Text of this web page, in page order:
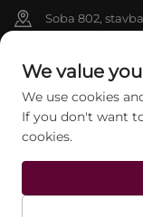
Soba 802,
+86-13911459627
[email
Avtorske pravice ©
pravice pridržane.
We value
We use cookies
If you don't want
cookies.